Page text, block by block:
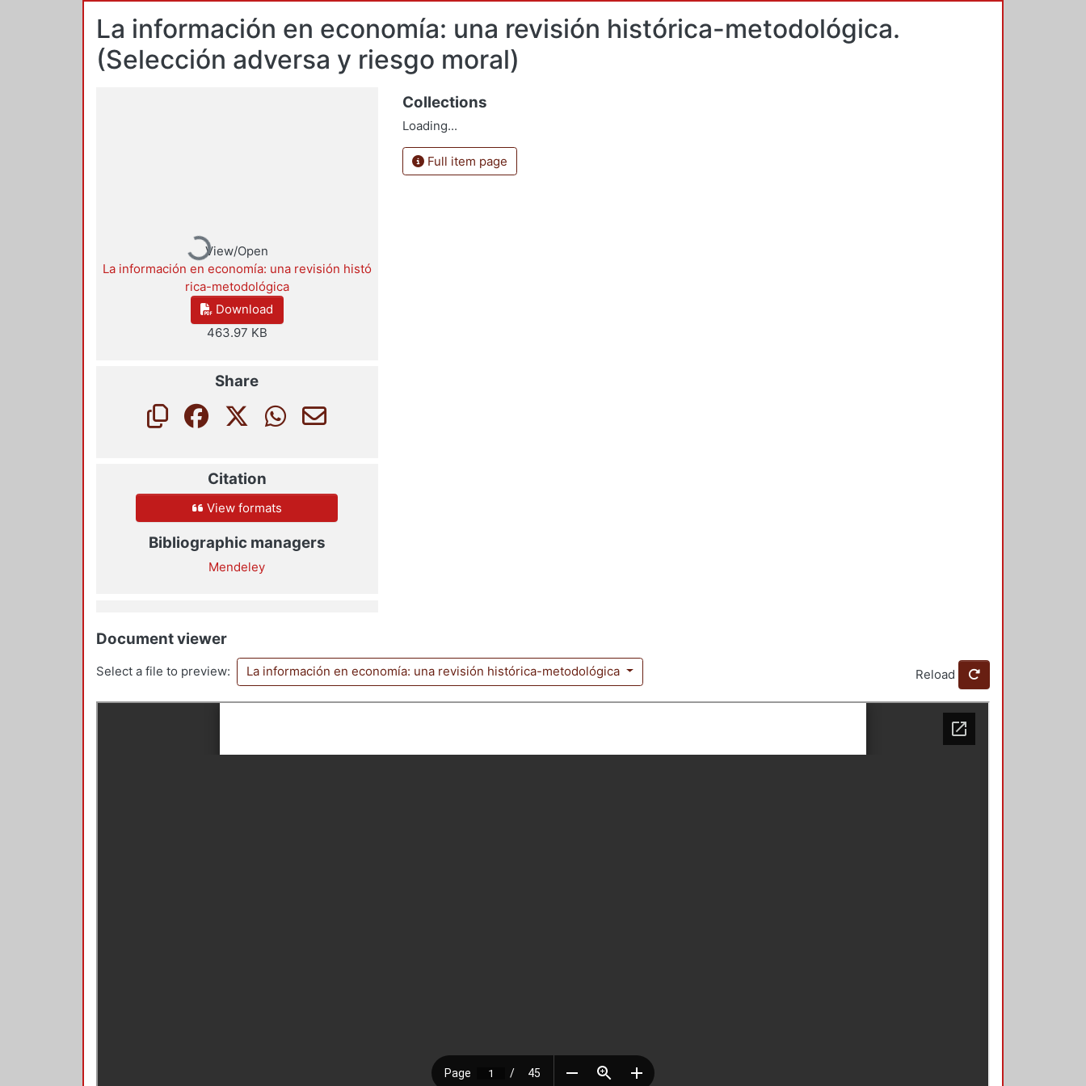
La información en economía: una revisión histórica-metodológica.
(Selección adversa y riesgo moral)
Loading...
View/Open
La información en economía: una revisión histó
rica-metodológica
Download
463.97 KB
Share
Citation
View formats
Bibliographic managers
Mendeley
Collections
Loading...
Full item page
Document viewer
Select a file to preview: La información en economía: una revisión histórica-metodológica Reload